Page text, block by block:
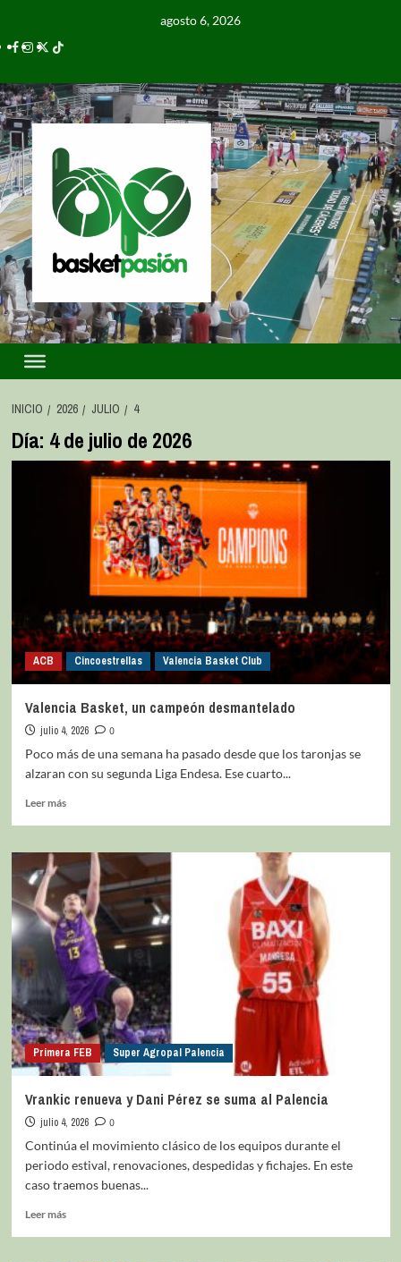
agosto 6, 2026
INICIO 2026 JULIO 4
Día: 4 de julio de 2026
ACB Cincoestrellas Valencia Basket Club
Valencia Basket, un campeón desmantelado
julio 4, 2026
0
Poco más de una semana ha pasado desde que los taronjas se
alzaran con su segunda Liga Endesa. Ese cuarto...
Leer más
Primera FEB Super Agropal Palencia
Vrankic renueva y Dani Pérez se suma al Palencia
julio 4, 2026
0
Continúa el movimiento clásico de los equipos durante el
periodo estival, renovaciones, despedidas y fichajes. En este
caso traemos buenas...
Leer más